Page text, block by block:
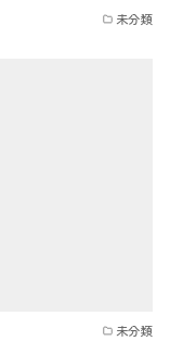
未分類
未分類